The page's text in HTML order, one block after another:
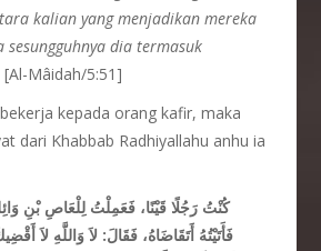
kalian yang menjadikan mereka
sesungguhnya dia termasuk
[Al-Mâidah/5:51]
kepada orang kafir, maka
dari Khabbab Radhiyallahu anhu ia
كُنْتُ رَجُلًا قَيْنًا، فَعَمِلْتُ لِلْعَاصِ بْنِ
فَأَتَيْتُهُ أَتَقَاضَاهُ، فَقَالَ: لاَ وَاللَّهِ لاَ